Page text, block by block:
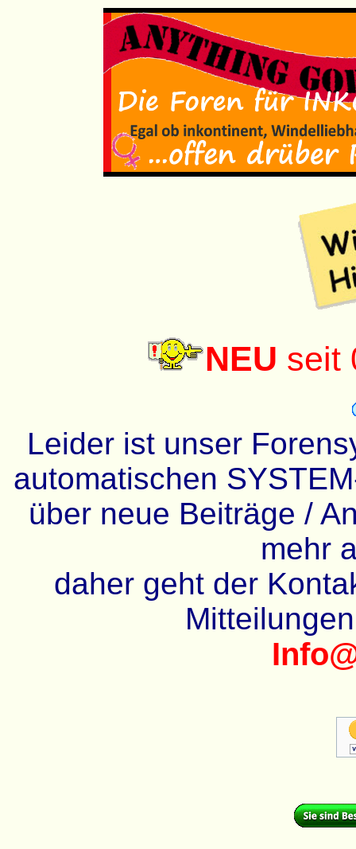
NEU seit
Leider ist unser
automatischen
über neue Beiträge /
mehr
daher geht der